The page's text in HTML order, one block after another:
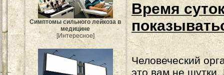
Симптомы сильного лейкоза в
медицине
[Интересное]
Время
Человеческий
это вам не